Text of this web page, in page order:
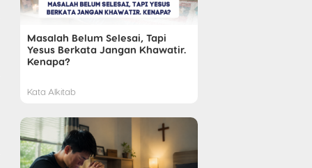
Masalah Belum Selesai, Tapi
Yesus Berkata Jangan Khawatir.
Kenapa?
Kata Alkitab